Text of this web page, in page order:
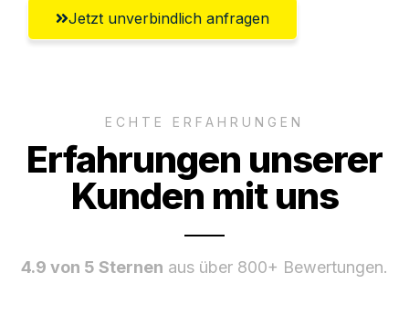
Jetzt unverbindlich anfragen
ECHTE ERFAHRUNGEN
Erfahrungen unserer
Kunden mit uns
4.9 von 5 Sternen aus über 800+ Bewertungen.